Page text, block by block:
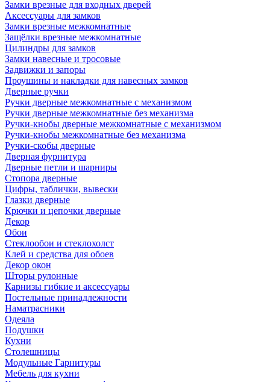
Замки врезные для входных дверей
Аксессуары для замков
Замки врезные межкомнатные
Защёлки врезные межкомнатные
Цилиндры для замков
Замки навесные и тросовые
Задвижки и запоры
Проушины и накладки для навесных замков
Дверные ручки
Ручки дверные межкомнатные с механизмом
Ручки дверные межкомнатные без механизма
Ручки-кнобы дверные межкомнатные с механизмом
Ручки-кнобы межкомнатные без механизма
Ручки-скобы дверные
Дверная фурнитура
Дверные петли и шарниры
Стопора дверные
Цифры, таблички, вывески
Глазки дверные
Крючки и цепочки дверные
Декор
Обои
Стеклообои и стеклохолст
Клей и средства для обоев
Декор окон
Шторы рулонные
Карнизы гибкие и аксессуары
Постельные принадлежности
Наматрасники
Одеяла
Подушки
Кухни
Столешницы
Модульные Гарнитуры
Мебель для кухни